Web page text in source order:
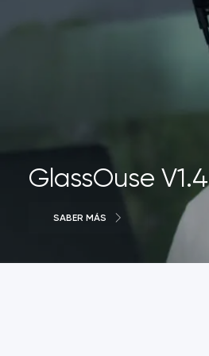
GlassOuse V1.4
SABER MÁS